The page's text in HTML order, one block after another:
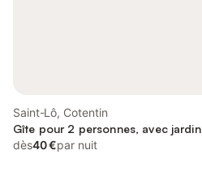
Saint-Lô, Cotentin
Gîte pour 2 personnes, avec jardin
dès40 €par nuit